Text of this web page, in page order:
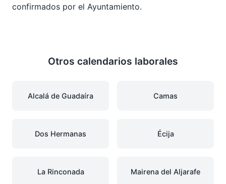
confirmados por el Ayuntamiento.
Otros calendarios laborales
Alcalá de Guadaíra Camas
Dos Hermanas Écija
La Rinconada Mairena del Aljarafe